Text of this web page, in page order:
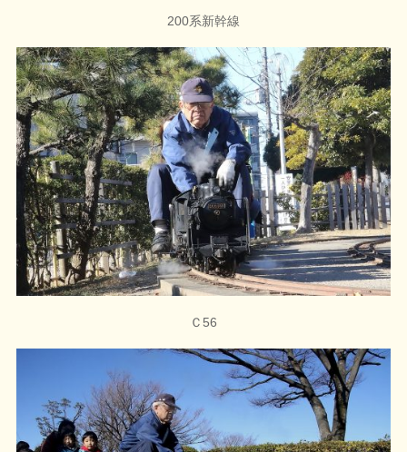
200系新幹線
Ｃ56